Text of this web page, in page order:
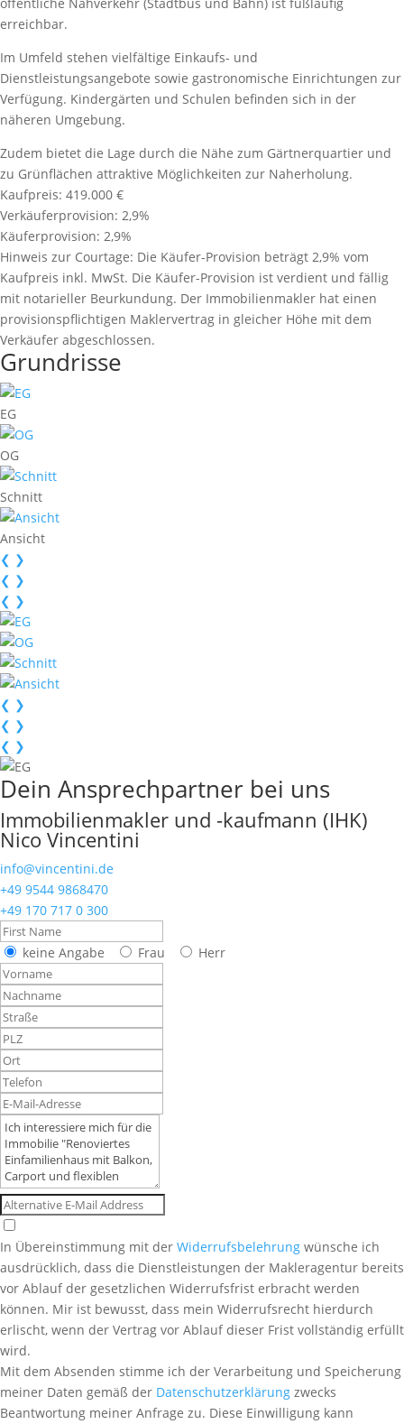
erreichbar.
Im Umfeld stehen vielfältige Einkaufs- und
Dienstleistungsangebote sowie gastronomische Einrichtungen zur
Verfügung. Kindergärten und Schulen befinden sich in der
näheren Umgebung.
Zudem bietet die Lage durch die Nähe zum Gärtnerquartier und
zu Grünflächen attraktive Möglichkeiten zur Naherholung.
Kaufpreis: 419.000 €
Verkäuferprovision: 2,9%
Käuferprovision: 2,9%
Hinweis zur Courtage: Die Käufer-Provision beträgt 2,9% vom
Kaufpreis inkl. MwSt. Die Käufer-Provision ist verdient und fällig
mit notarieller Beurkundung. Der Immobilienmakler hat einen
provisionspﬂichtigen Maklervertrag in gleicher Höhe mit dem
Verkäufer abgeschlossen.
Grundrisse
EG
OG
Schnitt
Ansicht
❮ ❯
❮ ❯
❮ ❯
❮ ❯
❮ ❯
❮ ❯
Dein Ansprechpartner bei uns
Immobilienmakler und -kaufmann (IHK)
Nico Vincentini
info@vincentini.de
+49 9544 9868470
+49 170 717 0 300
keine Angabe Frau Herr
In Übereinstimmung mit der Widerrufsbelehrung wünsche ich
ausdrücklich, dass die Dienstleistungen der Makleragentur bereits
vor Ablauf der gesetzlichen Widerrufsfrist erbracht werden
können. Mir ist bewusst, dass mein Widerrufsrecht hierdurch
erlischt, wenn der Vertrag vor Ablauf dieser Frist vollständig erfüllt
wird.
Mit dem Absenden stimme ich der Verarbeitung und Speicherung
meiner Daten gemäß der Datenschutzerklärung zwecks
Beantwortung meiner Anfrage zu. Diese Einwilligung kann